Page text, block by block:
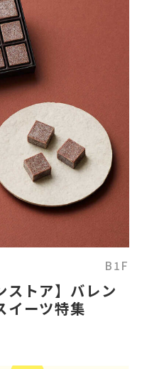
B1F
ストア】バレン
イーツ特集